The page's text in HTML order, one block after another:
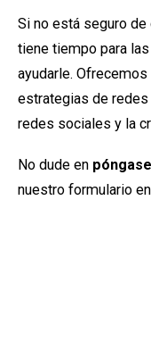
Si no está seguro
tiene tiempo para
ayudarle.
estrategias de
redes sociales y la
No dude en
nuestro formulario